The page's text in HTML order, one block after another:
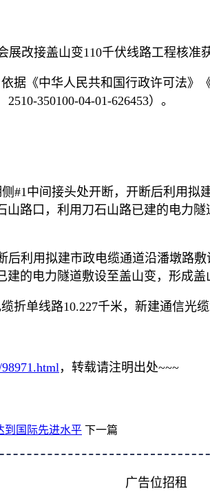
改接盖山变110千伏线路工程核准获
据《中华人民共和国行政许可法
350100-04-01-626453）。
#1中间接头处开断，开断后利用
路口，利用刀石山路已建的电力
后利用拟建市政电缆通道沿潘墩路
的电力隧道敷设至盖山变，形成盖
单线路10.227千米，新建通信光缆
，转载请注明出处~~~
到国际先进水平 下一篇
广告位招租